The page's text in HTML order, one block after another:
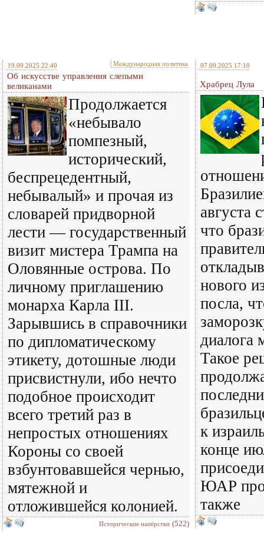
19.09.2025 22:40 Международная политика
Об искусстве управления слепыми
великанами
Продолжается
«небывало
помпезный,
исторический,
беспрецедентный,
небывалый» и прочая из
словарей придворной
лести — государственный
визит мистера Трампа на
Оловянные острова. По
личному приглашению
монарха Карла III.
Зарывшись в справочники
по дипломатическому
этикету, дотошные люди
присвистнули, ибо нечто
подобное происходит
всего третий раз в
непростых отношениях
Короны со своей
взбунтовавшейся чернью,
мятежной и
отложившейся колонией.
Исторические напёрстки (522)
07.09.2025 17:10
Храбрец Лула
августа
что
нового
посла,
диалога
Такое
к
конце
ЮАР
также